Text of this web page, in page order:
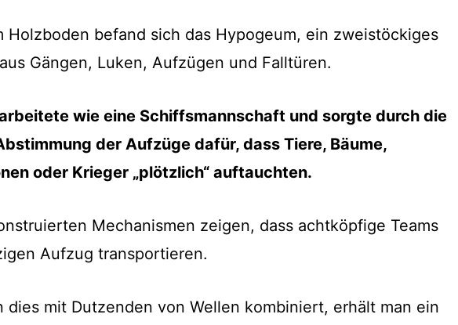
Holzboden befand sich das Hypogeum, ein zweistöckiges
Gängen, Luken, Aufzügen und Falltüren.
wie eine Schiffsmannschaft und sorgte durch die
der Aufzüge dafür, dass Tiere, Bäume,
oder Krieger „plötzlich“ auftauchten.
Mechanismen zeigen, dass achtköpfige Teams
Aufzug transportieren.
dies mit Dutzenden von Wellen kombiniert, erhält man ein